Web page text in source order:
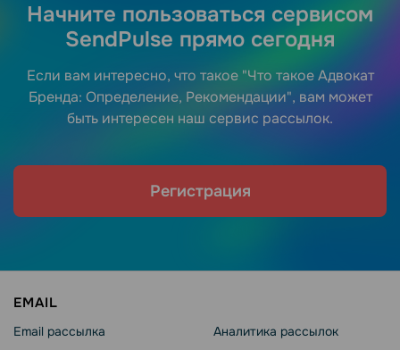
Начните пользоваться сервисом
SendPulse прямо сегодня
Если вам интересно, что такое "Что такое Адвокат
Бренда: Определение, Рекомендации", вам может
быть интересен наш сервис рассылок.
Регистрация
EMAIL
Email рассылка
Аналитика рассылок